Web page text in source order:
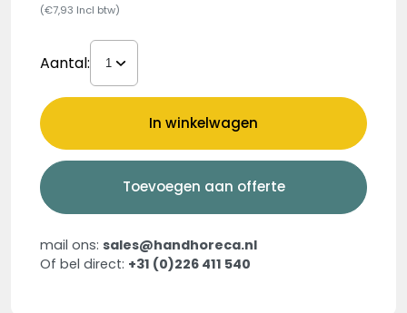
(€7,93 Incl btw)
Aantal:
In winkelwagen
Toevoegen aan offerte
mail ons: sales@handhoreca.nl
Of bel direct: +31 (0)226 411 540